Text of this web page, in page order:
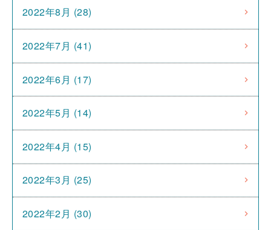
2022年8月 (28)
2022年7月 (41)
2022年6月 (17)
2022年5月 (14)
2022年4月 (15)
2022年3月 (25)
2022年2月 (30)